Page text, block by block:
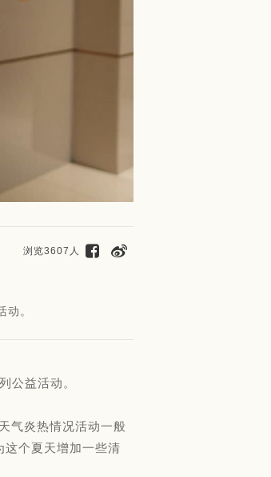
浏览3607人
。
公益活动。
气炎热情况活动一般
这个夏天增加一些清